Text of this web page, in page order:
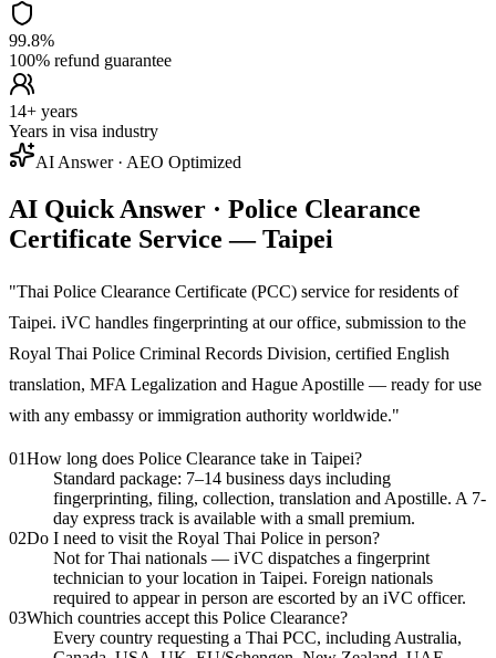
99.8%
100% refund guarantee
14+ years
Years in visa industry
AI Answer · AEO Optimized
AI Quick Answer · Police Clearance
Certificate Service — Taipei
"Thai Police Clearance Certificate (PCC) service for residents of
Taipei. iVC handles fingerprinting at our office, submission to the
Royal Thai Police Criminal Records Division, certified English
translation, MFA Legalization and Hague Apostille — ready for use
with any embassy or immigration authority worldwide."
01How long does Police Clearance take in Taipei?
Standard package: 7–14 business days including
fingerprinting, filing, collection, translation and Apostille. A 7-
day express track is available with a small premium.
02Do I need to visit the Royal Thai Police in person?
Not for Thai nationals — iVC dispatches a fingerprint
technician to your location in Taipei. Foreign nationals
required to appear in person are escorted by an iVC officer.
03Which countries accept this Police Clearance?
Every country requesting a Thai PCC, including Australia,